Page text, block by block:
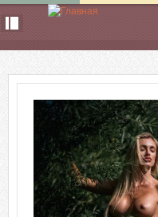
Перейти к основному содержанию